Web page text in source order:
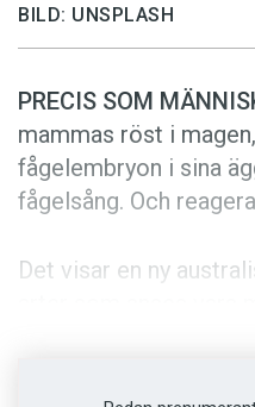
Prenumerera
Press
BILD: UNSPLASH
PRECIS SOM
mammas röst i
fågelembryon i sina
fågelsång. Och
Det visar en ny